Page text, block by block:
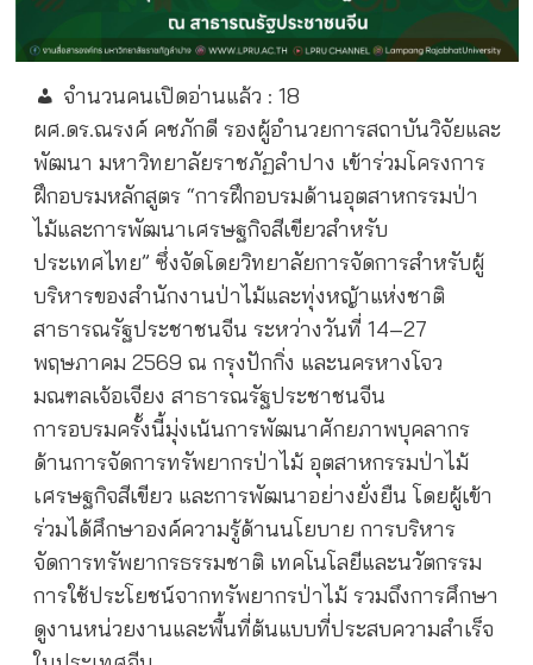
จำนวนคนเปิดอ่านแล้ว : 18
ผศ.ดร.ณรงค์ คชภักดี รองผู้อำนวยการสถาบันวิจัยและ
พัฒนา มหาวิทยาลัยราชภัฏลำปาง เข้าร่วมโครงการ
ฝึกอบรมหลักสูตร “การฝึกอบรมด้านอุตสาหกรรมป่า
ไม้และการพัฒนาเศรษฐกิจสีเขียวสำหรับ
ประเทศไทย” ซึ่งจัดโดยวิทยาลัยการจัดการสำหรับผู้
บริหารของสำนักงานป่าไม้และทุ่งหญ้าแห่งชาติ
สาธารณรัฐประชาชนจีน ระหว่างวันที่ 14–27
พฤษภาคม 2569 ณ กรุงปักกิ่ง และนครหางโจว
มณฑลเจ้อเจียง สาธารณรัฐประชาชนจีน
การอบรมครั้งนี้มุ่งเน้นการพัฒนาศักยภาพบุคลากร
ด้านการจัดการทรัพยากรป่าไม้ อุตสาหกรรมป่าไม้
เศรษฐกิจสีเขียว และการพัฒนาอย่างยั่งยืน โดยผู้เข้า
ร่วมได้ศึกษาองค์ความรู้ด้านนโยบาย การบริหาร
จัดการทรัพยากรธรรมชาติ เทคโนโลยีและนวัตกรรม
การใช้ประโยชน์จากทรัพยากรป่าไม้ รวมถึงการศึกษา
ดูงานหน่วยงานและพื้นที่ต้นแบบที่ประสบความสำเร็จ